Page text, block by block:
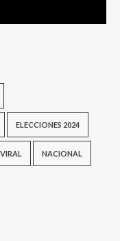
ELECCIONES 2024
NACIONAL